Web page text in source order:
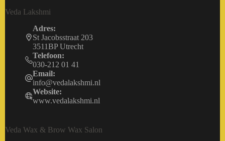
Veda Lakshmi
Adres:
St Jacobsstraat 203
3511BP Utrecht
Telefoon:
030-212 01 41
Email:
info@vedalakshmi.nl
Website:
www.vedalakshmi.nl
Veda Wax & Brow Wax Salon